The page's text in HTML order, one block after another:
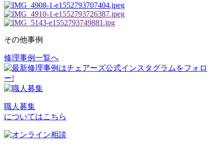
その他事例
投
稿
ナ
ビ
ゲ
ー
修理事例一覧へ
職人募集
についてはこちら